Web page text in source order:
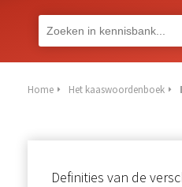
Home Het kaaswoordenboek
Definities van de